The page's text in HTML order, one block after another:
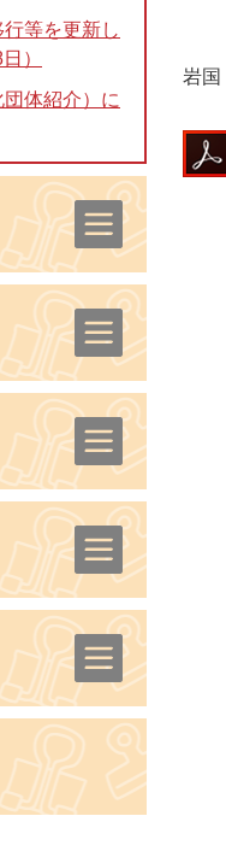
岩国
等を更新し
）
体紹介）に